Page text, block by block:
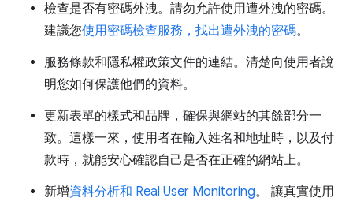
檢查是否有密碼外洩。請勿允許使用遭外洩的密碼。
建議您使用密碼檢查服務，找出遭外洩的密碼。
服務條款和隱私權政策文件的連結。清楚向使用者說
明您如何保護他們的資料。
更新表單的樣式和品牌，確保與網站的其餘部分一
致。這樣一來，使用者在輸入姓名和地址時，以及付
款時，就能安心確認自己是否在正確的網站上。
新增資料分析和 Real User Monitoring。 讓真實使用